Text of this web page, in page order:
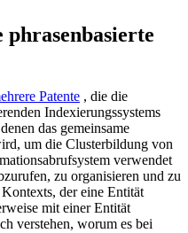
Patente , die die
Indexierungssystems
das gemeinsame
um die Clusterbildung von
verwendet
zu organisieren und zu
der eine Entität
mit einer Entität
verstehen, worum es bei